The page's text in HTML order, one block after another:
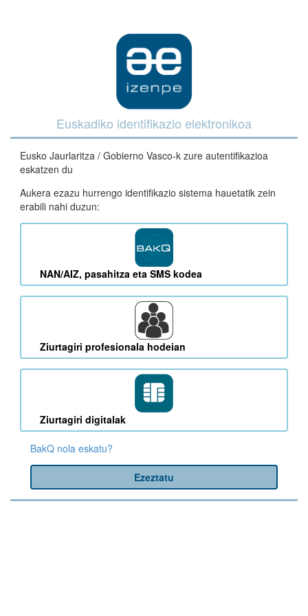
Euskadiko identifikazio elektronikoa
Eusko Jaurlaritza / Gobierno Vasco-k zure autentifikazioa
eskatzen du
Aukera ezazu hurrengo identifikazio sistema hauetatik zein
erabili nahi duzun:
NAN/AIZ, pasahitza eta SMS kodea
Ziurtagiri profesionala hodeian
Ziurtagiri digitalak
BakQ nola eskatu?